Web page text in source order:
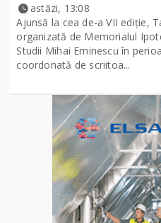
astăzi, 13:08
Ajunsă la cea de-a VII ediție,
organizată de Memorialul
Studii Mihai Eminescu în
coordonată de scriitoa...